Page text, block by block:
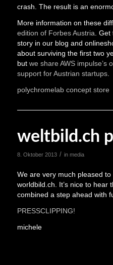
crash. The result is an
More information on these
edition of Forbes Austria .
story in our blog and
about surviving the first two
but we share AWS impulse’s
support for Austrian startups.
polychromelab concept store
weltbild.ch
8. Oktober 2013 / in media
We are very much pleased
worldbild.ch. It’s nice to hear
combined a step ahead with
PRESSCLIPPING!
michele